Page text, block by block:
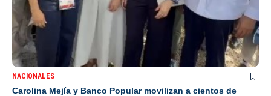
NACIONALES
Carolina Mejía y Banco Popular movilizan a cientos de